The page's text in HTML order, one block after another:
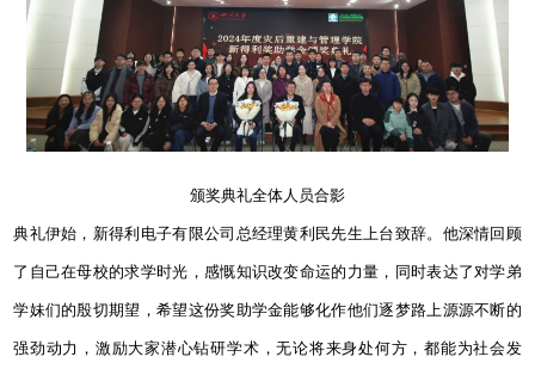
颁奖典礼全体人员合影
典礼伊始，新得利电子有限公司总经理黄利民先生上台致辞。他深情回顾
了自己在母校的求学时光，感慨知识改变命运的力量，同时表达了对学弟
学妹们的殷切期望，希望这份奖助学金能够化作他们逐梦路上源源不断的
强劲动力，激励大家潜心钻研学术，无论将来身处何方，都能为社会发